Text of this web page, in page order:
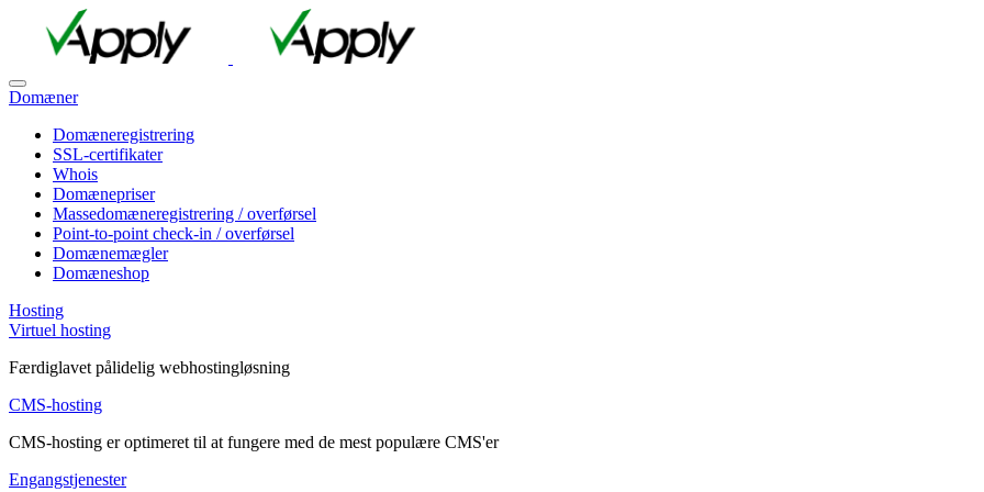
Domæner
Domæneregistrering
SSL-certifikater
Whois
Domænepriser
Massedomæneregistrering / overførsel
Point-to-point check-in / overførsel
Domænemægler
Domæneshop
Hosting
Virtuel hosting
Færdiglavet pålidelig webhostingløsning
CMS-hosting
CMS-hosting er optimeret til at fungere med de mest populære CMS'er
Engangstjenester